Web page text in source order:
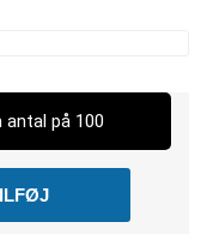
på 100